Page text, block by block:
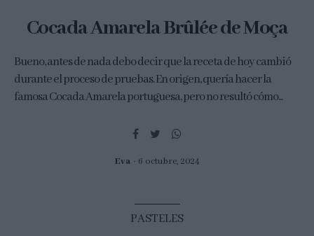
Cocada Amarela Brûlée de Moça
Bueno, antes de nada debo decir que la receta de hoy cambió
durante el proceso de pruebas. En origen, quería hacer la
famosa Cocada Amarela portuguesa, pero no resultó cómo...
Eva 6 octubre, 2024
PASTELES